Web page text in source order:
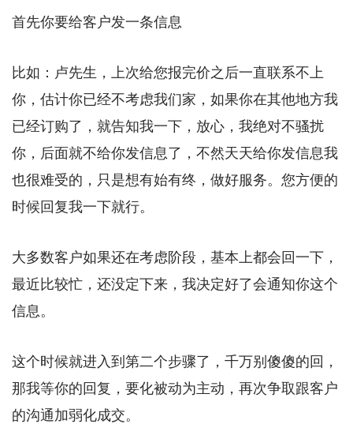
首先你要给客户发一条信息
比如：卢先生，上次给您报完价之后一直联系不上
你，估计你已经不考虑我们家，如果你在其他地方我
已经订购了，就告知我一下，放心，我绝对不骚扰
你，后面就不给你发信息了，不然天天给你发信息我
也很难受的，只是想有始有终，做好服务。您方便的
时候回复我一下就行。
大多数客户如果还在考虑阶段，基本上都会回一下，
最近比较忙，还没定下来，我决定好了会通知你这个
信息。
这个时候就进入到第二个步骤了，千万别傻傻的回，
那我等你的回复，要化被动为主动，再次争取跟客户
的沟通加弱化成交。